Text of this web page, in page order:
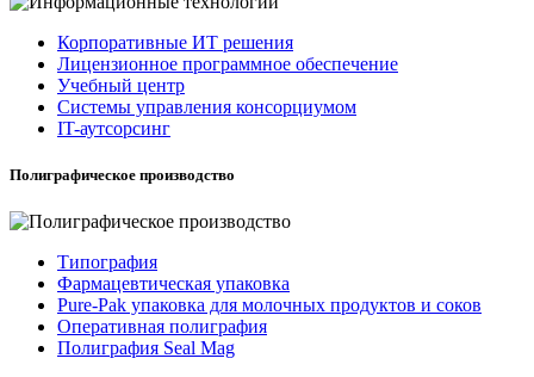
Корпоративные ИТ решения
Лицензионное программное обеспечение
Учебный центр
Системы управления консорциумом
IT-аутсорсинг
Полиграфическое производство
Типография
Фармацевтическая упаковка
Pure-Pak упаковка для молочных продуктов и соков
Оперативная полиграфия
Полиграфия Seal Mag